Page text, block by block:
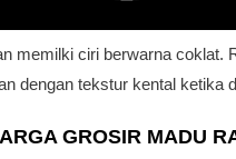
memilki ciri berwarna coklat.
dengan tekstur kental ketika
GROSIR MADU